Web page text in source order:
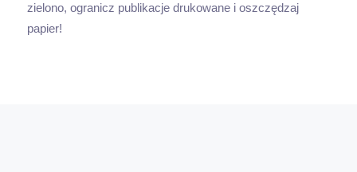
zielono, ogranicz publikacje drukowane i oszczędzaj
papier!